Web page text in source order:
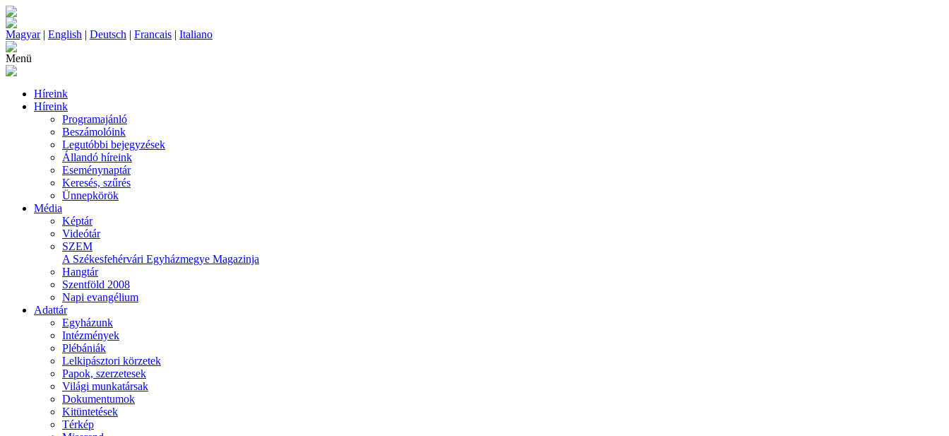
Magyar| English | Deutsch | Francais | Italiano
Menü
Híreink
Híreink
Programajánló
Beszámolóink
Legutóbbi bejegyzések
Állandó híreink
Eseménynaptár
Keresés, szűrés
Ünnepkörök
Média
Képtár
Videótár
SZEM
A Székesfehérvári Egyházmegye Magazinja
Hangtár
Szentföld 2008
Napi evangélium
Adattár
Egyházunk
Intézmények
Plébániák
Lelkipásztori körzetek
Papok, szerzetesek
Világi munkatársak
Dokumentumok
Kitüntetések
Térkép